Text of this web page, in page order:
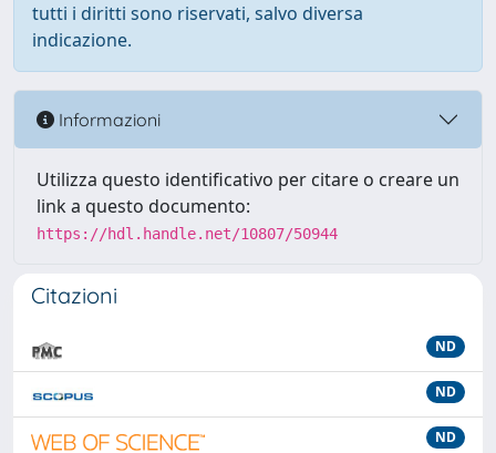
tutti i diritti sono riservati, salvo diversa
indicazione.
Informazioni
Utilizza questo identificativo per citare o creare un
link a questo documento:
https://hdl.handle.net/10807/50944
Citazioni
ND
ND
ND